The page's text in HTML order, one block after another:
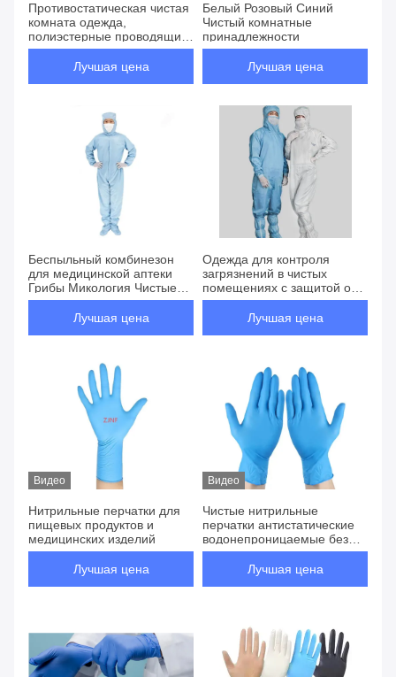
Противостатическая чистая
комната одежда,
полиэстерные проводящие
нитки, костюм для чистой
комнатыЛучшая цена
Белый Розовый Синий
Чистый комнатные
принадлежности
Лучшая цена
Беспыльный комбинезон
для медицинской аптеки
Грибы Микология Чистые
принадлежности
антистатический полиэстер
Лучшая цена
Одежда для контроля
загрязнений в чистых
помещениях с защитой от
электростатического
разрядаЛучшая цена
Видео
Нитрильные перчатки для
пищевых продуктов и
медицинских изделий
Лучшая цена
Видео
Чистые нитрильные
перчатки антистатические
водонепроницаемые без
порошка для
здравоохранения и
Лучшая цена